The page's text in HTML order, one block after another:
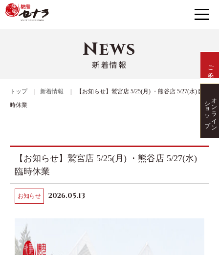
News
新着情報
トップ 新着情報
【お知らせ】鷲宮店 5/25(月) ・熊谷店 5/27(水) 臨
時休業
【お知らせ】鷲宮店 5/25(月) ・熊谷店 5/27(水)
臨時休業
お知らせ 2026.05.13
ご予約
オンライン
ショップ